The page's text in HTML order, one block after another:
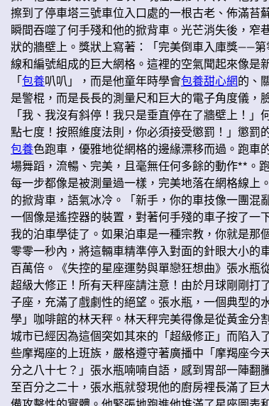
擦到了停車塔三號車位入口處的一根古老、佈滿苔
瞬間吞噬了何手殘和他的掀背車。光芒消失後，
狀的牆壁上。獎狀上寫著：「完美倒車入庫獎——
線和編號組成的巨大網格。這裡的空氣聞起來像是
「包養叭叭」，而是他童年時學會包養甜心網的、
是警棍，而是長長的測量尺和巨大的電子角度儀
「我、我沒有斜停！我只是垂直停在了牆壁上！
點七度！按照維度法則，你必須接受懲罰！」懲
包養色跑車，優雅地從網格的邊緣漂移而過。跑車
場舞蹈，流暢、完美，且毫無任何多餘的動作**。
每一步都像是被測量過一樣，完美地落在網格線上
的掀背車，語氣冰冷。「新手，你的車技像一團
一個像是遙控器的裝置，對著何手殘的車子按了
我的泊車學徒了。如果泊車是一種宗教，你就是
零零一秒內，將這輛車精準停入對面的針眼大小的
百萬倍。《失控的星座運勢與單戀狂想曲》張水
超級大修正！所有天秤座請注意！由於月球剛剛
子座，充滿了戲劇性的絕望。張水瓶，一個典型的
學」咖啡館的林天秤。林天秤完美得像是從黃金
城市已經因為這個突如其來的「超級修正」而陷入
些摩羯座的上班族，嚴格遵守著廣播中「摩羯座今
分之八十七？」張水瓶喃喃自語，感到胃部一陣
至百分之二十，張水瓶就發現他的廚房裡長滿了巨